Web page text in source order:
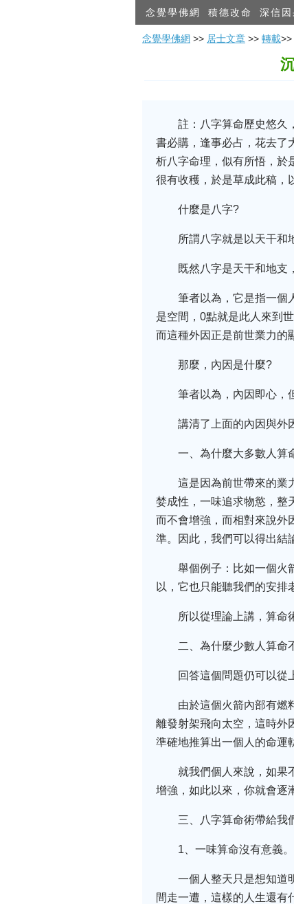
念覺學佛網 積德改命 深信因
念覺學佛網 >> 居士文章 >> 轉載>>
註：八字算命歷史悠久
書必購，逢事必占，花去了
析八字命理，似有所悟，於
很有收穫，於是草成此稿，
什麼是八字?
所謂八字就是以天干和
既然八字是天干和地支
筆者以為，它是指一個
是空間，0點就是此人來到
而這種外因正是前世業力的
那麼，內因是什麼?
筆者以為，內因即心，
講清了上面的內因與外
一、為什麼大多數人算
這是因為前世帶來的業
婪成性，一味追求物慾，整
而不會增強，而相對來說外
準。因此，我們可以得出結
舉個例子：比如一個火
以，它也只能聽我們的安排
所以從理論上講，算命
二、為什麼少數人算命
回答這個問題仍可以從
由於這個火箭內部有燃
離發射架飛向太空，這時外
準確地推算出一個人的命運
就我們個人來說，如果
增強，如此以來，你就會逐
三、八字算命術帶給我
1、一味算命沒有意義。
一個人整天只是想知道
間走一遭，這樣的人生還有